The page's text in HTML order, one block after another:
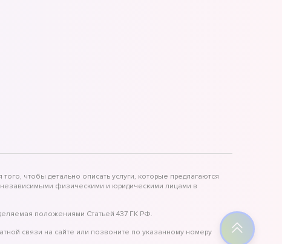
чтобы детально описать услуги, которые предлагаются
физическими и юридическими лицами в
положениями Статьей 437 ГК РФ.
связи на сайте или позвоните по указанному номеру